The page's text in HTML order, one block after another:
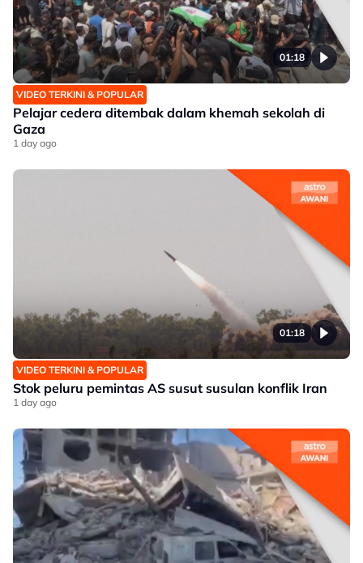
01:18
VIDEO TERKINI & POPULAR
Pelajar cedera ditembak dalam khemah sekolah di
Gaza
1 day ago
01:18
VIDEO TERKINI & POPULAR
Stok peluru pemintas AS susut susulan konflik Iran
1 day ago